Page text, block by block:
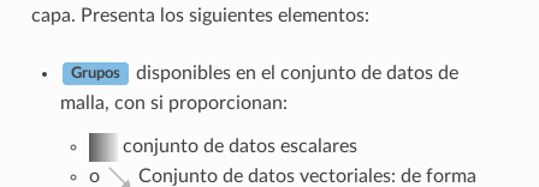
capa. Presenta los siguientes elementos:
Grupos
disponibles en el conjunto de datos de
malla, con si proporcionan:
conjunto de datos escalares
o
Conjunto de datos vectoriales: de forma